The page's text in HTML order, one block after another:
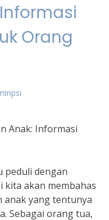
Orang
Anak: Informasi
peduli dengan
kita akan membahas
yang tentunya
Sebagai orang tua,